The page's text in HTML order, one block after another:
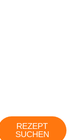
REZEPT
SUCHEN